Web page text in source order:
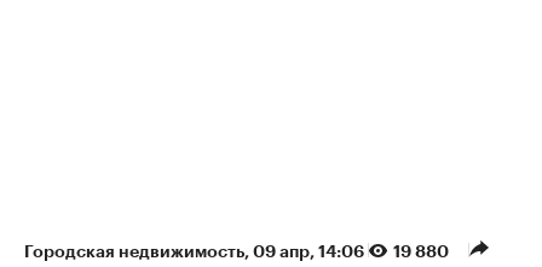
Городская недвижимость 09 апр, 14:06 19 880